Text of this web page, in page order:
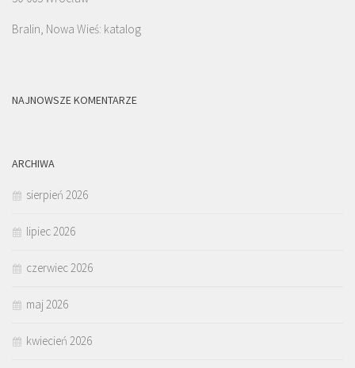
Bralin, Nowa Wieś: katalog
NAJNOWSZE KOMENTARZE
ARCHIWA
sierpień 2026
lipiec 2026
czerwiec 2026
maj 2026
kwiecień 2026